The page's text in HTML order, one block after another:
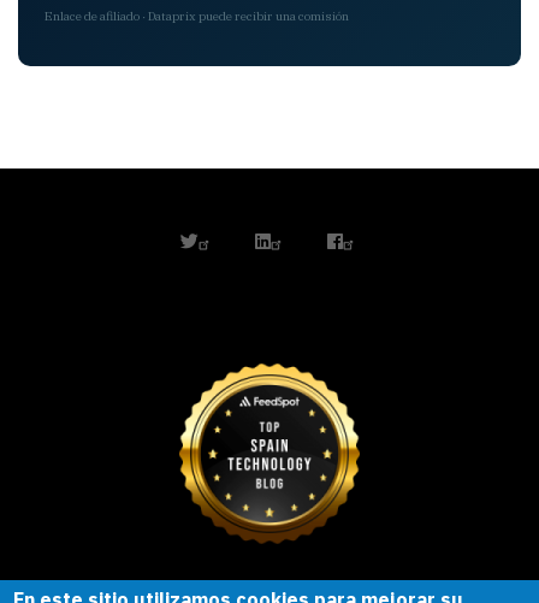
Enlace de afiliado · Dataprix puede recibir una comisión
twitterlinkedinfacebook